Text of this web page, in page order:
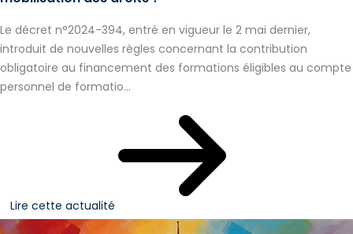
Le décret n°2024-394, entré en vigueur le 2 mai dernier,
introduit de nouvelles règles concernant la contribution
obligatoire au financement des formations éligibles au compte
personnel de formatio...
Lire cette actualité